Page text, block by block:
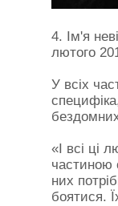
4. Ім'я
лютого
У всіх
«І всі ці
частиною
них
боятися.